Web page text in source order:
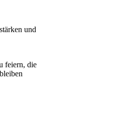
und
feiern, die